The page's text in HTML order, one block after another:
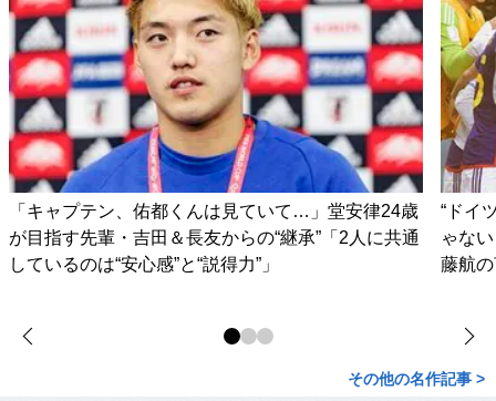
「キャプテン、佑都くんは見ていて…」堂安律24歳
が目指す先輩・吉田＆長友からの“継承”「2人に共通
しているのは“安心感”と“説得力”」
“ドイ
ゃな
藤航の
その他の名作記事 >